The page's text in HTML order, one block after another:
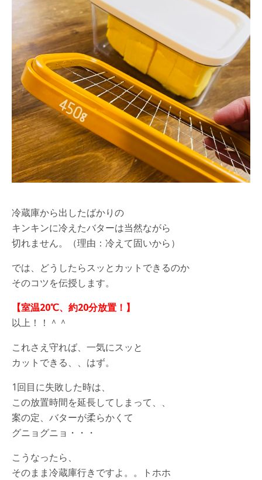
冷蔵庫から出したばかりの
キンキンに冷えたバターは当然ながら
切れません。（理由：冷えて固いから）
では、どうしたらスッとカットできるのか
そのコツを伝授します。
【室温20℃、約20分放置！】
以上！！＾＾
これさえ守れば、一気にスッと
カットできる、、はず。
1回目に失敗した時は、
この放置時間を延長してしまって、、
案の定、バターが柔らかくて
グニョグニョ・・・
こうなったら、
そのまま冷蔵庫行きですよ。。トホホ